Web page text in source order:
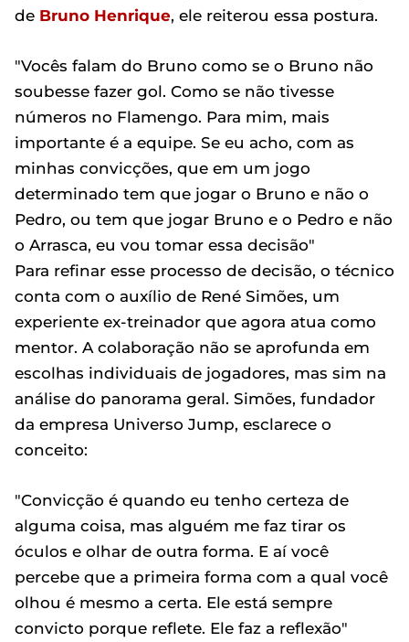
de Bruno Henrique, ele reiterou essa postura.
"Vocês falam do Bruno como se o Bruno não
soubesse fazer gol. Como se não tivesse
números no Flamengo. Para mim, mais
importante é a equipe. Se eu acho, com as
minhas convicções, que em um jogo
determinado tem que jogar o Bruno e não o
Pedro, ou tem que jogar Bruno e o Pedro e não
o Arrasca, eu vou tomar essa decisão"
Para refinar esse processo de decisão, o técnico
conta com o auxílio de René Simões, um
experiente ex-treinador que agora atua como
mentor. A colaboração não se aprofunda em
escolhas individuais de jogadores, mas sim na
análise do panorama geral. Simões, fundador
da empresa Universo Jump, esclarece o
conceito:
"Convicção é quando eu tenho certeza de
alguma coisa, mas alguém me faz tirar os
óculos e olhar de outra forma. E aí você
percebe que a primeira forma com a qual você
olhou é mesmo a certa. Ele está sempre
convicto porque reflete. Ele faz a reflexão"